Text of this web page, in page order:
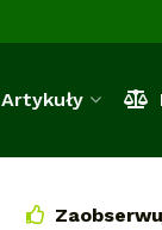
Artykuły